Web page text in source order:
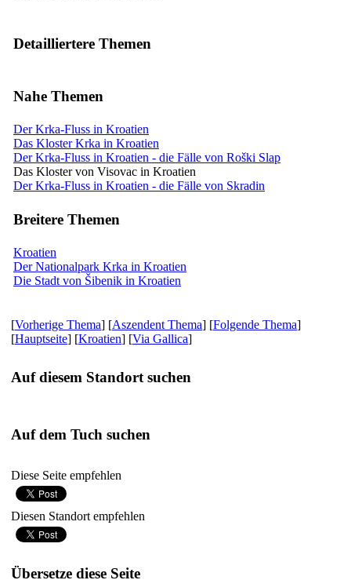
Detailliertere Themen
Nahe Themen
Der Krka-Fluss in Kroatien
Das Kloster Krka in Kroatien
Der Krka-Fluss in Kroatien - die Fälle von Roški Slap
Das Kloster von Visovac in Kroatien
Der Krka-Fluss in Kroatien - die Fälle von Skradin
Breitere Themen
Kroatien
Der Nationalpark Krka in Kroatien
Die Stadt von Šibenik in Kroatien
[Vorherige Thema] [Aszendent Thema] [Folgende Thema]
[Hauptseite] [Kroatien] [Via Gallica]
Auf diesem Standort suchen
Auf dem Tuch suchen
Diese Seite empfehlen
Diesen Standort empfehlen
Übersetze diese Seite